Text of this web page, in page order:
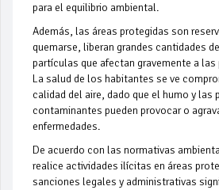
para el equilibrio ambiental.
Además, las áreas protegidas son
quemarse, liberan grandes cantidades
partículas que afectan gravemente a
La salud de los habitantes se ve
calidad del aire, dado que el humo y las
contaminantes pueden provocar o
enfermedades.
De acuerdo con las normativas
realice actividades ilícitas en áreas
sanciones legales y administrativas